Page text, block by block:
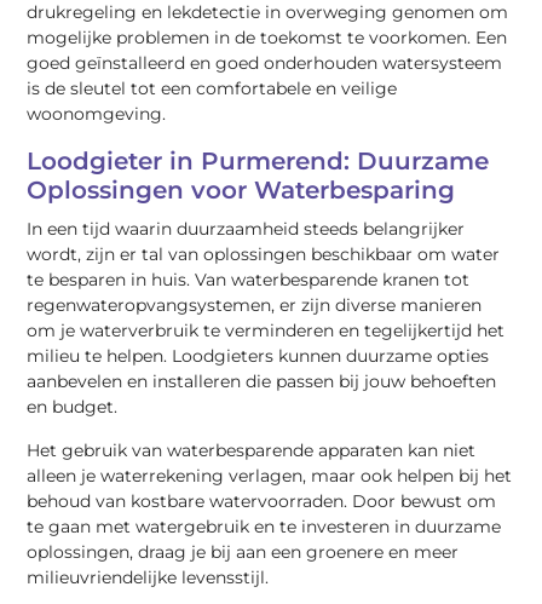
drukregeling en lekdetectie in overweging genomen om
mogelijke problemen in de toekomst te voorkomen. Een
goed geïnstalleerd en goed onderhouden watersysteem
is de sleutel tot een comfortabele en veilige
woonomgeving.
Loodgieter in Purmerend: Duurzame
Oplossingen voor Waterbesparing
In een tijd waarin duurzaamheid steeds belangrijker
wordt, zijn er tal van oplossingen beschikbaar om water
te besparen in huis. Van waterbesparende kranen tot
regenwateropvangsystemen, er zijn diverse manieren
om je waterverbruik te verminderen en tegelijkertijd het
milieu te helpen. Loodgieters kunnen duurzame opties
aanbevelen en installeren die passen bij jouw behoeften
en budget.
Het gebruik van waterbesparende apparaten kan niet
alleen je waterrekening verlagen, maar ook helpen bij het
behoud van kostbare watervoorraden. Door bewust om
te gaan met watergebruik en te investeren in duurzame
oplossingen, draag je bij aan een groenere en meer
milieuvriendelijke levensstijl.